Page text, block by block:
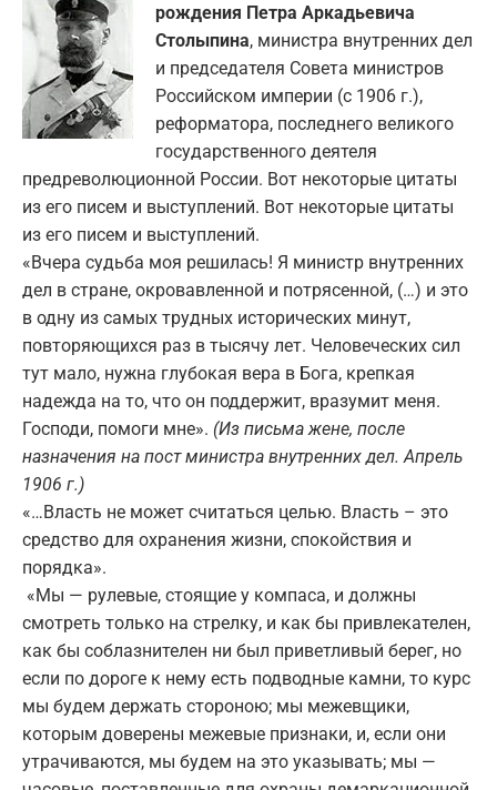
рождения Петра Аркадьевича
Столыпина, министра внутренних дел
и председателя Совета министров
Российском империи (с 1906 г.),
реформатора, последнего великого
государственного деятеля
предреволюционной России. Вот некоторые цитаты
из его писем и выступлений. Вот некоторые цитаты
из его писем и выступлений.
«Вчера судьба моя решилась! Я министр внутренних
дел в стране, окровавленной и потрясенной, (…) и это
в одну из самых трудных исторических минут,
повторяющихся раз в тысячу лет. Человеческих сил
тут мало, нужна глубокая вера в Бога, крепкая
надежда на то, что он поддержит, вразумит меня.
Господи, помоги мне». (Из письма жене, после
назначения на пост министра внутренних дел. Апрель
1906 г.)
«…Власть не может считаться целью. Власть – это
средство для охранения жизни, спокойствия и
порядка».
«Мы — рулевые, стоящие у компаса, и должны
смотреть только на стрелку, и как бы привлекателен,
как бы соблазнителен ни был приветливый берег, но
если по дороге к нему есть подводные камни, то курс
мы будем держать стороною; мы межевщики,
которым доверены межевые признаки, и, если они
утрачиваются, мы будем на это указывать; мы —